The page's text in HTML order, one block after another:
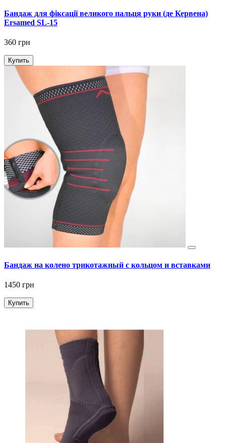
Бандаж для фіксації великого пальця руки (де Кервена)
Ersamed SL-15
360 грн
Купить
Бандаж на колено трикотажный с кольцом и вставками
1450 грн
Купить